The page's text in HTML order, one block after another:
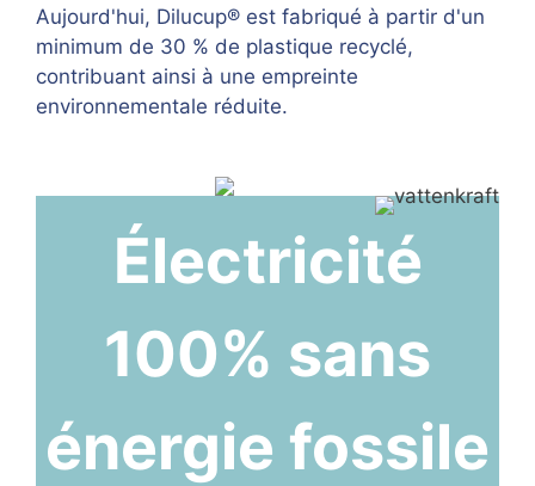
Aujourd'hui, Dilucup® est fabriqué à partir d'un
minimum de 30 % de plastique recyclé,
contribuant ainsi à une empreinte
environnementale réduite.
Électricité
100% sans
énergie fossile